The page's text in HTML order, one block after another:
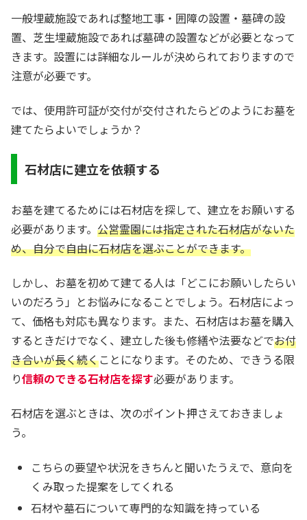
一般埋蔵施設であれば整地工事・囲障の設置・墓碑の設
置、芝生埋蔵施設であれば墓碑の設置などが必要となって
きます。設置には詳細なルールが決められておりますので
注意が必要です。
では、使用許可証が交付が交付されたらどのようにお墓を
建てたらよいでしょうか？
石材店に建立を依頼する
お墓を建てるためには石材店を探して、建立をお願いする
必要があります。 公営霊園には指定された石材店がないた
め、自分で自由に石材店を選ぶことができます。
しかし、お墓を初めて建てる人は「どこにお願いしたらい
いのだろう」とお悩みになることでしょう。石材店によっ
て、価格も対応も異なります。また、石材店はお墓を購入
するときだけでなく、建立した後も修繕や法要などでお付
き合いが長く続くことになります。そのため、できうる限
り信頼のできる石材店を探す必要があります。
石材店を選ぶときは、次のポイント押さえておきましょ
う。
こちらの要望や状況をきちんと聞いたうえで、意向を
くみ取った提案をしてくれる
石材や墓石について専門的な知識を持っている